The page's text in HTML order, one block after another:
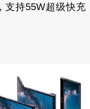
支持55W超级快充